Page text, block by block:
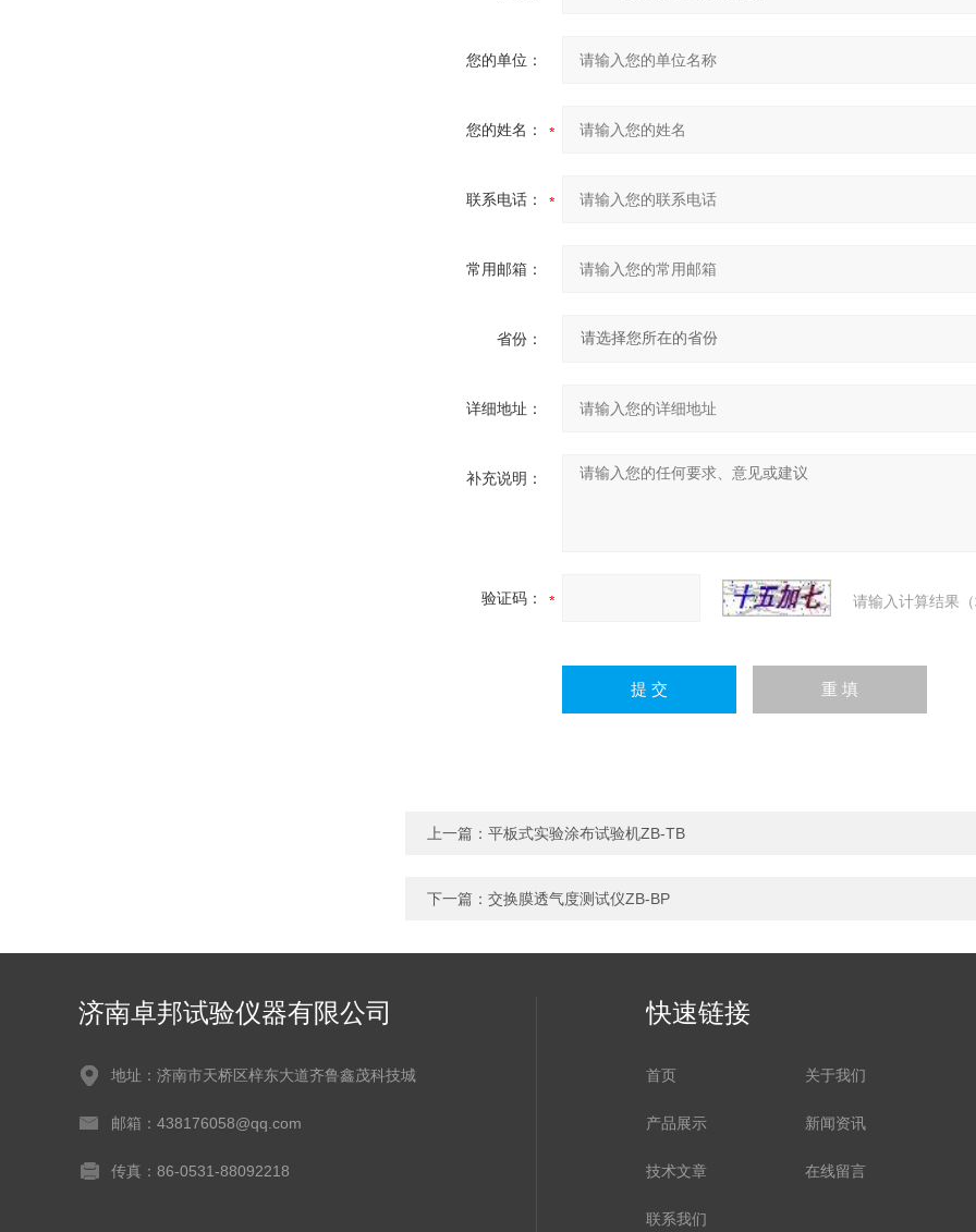
您的单位：
您的姓名：
联系电话：
常用邮箱：
省份：
详细地址：
补充说明：
验证码： 请输入计算结果
上一篇： 平板式实验涂布试验机ZB-TB
下一篇： 交换膜透气度测试仪ZB-BP
济南卓邦试验仪器有限公司
地址：济南市天桥区梓东大道齐鲁鑫茂科技城
邮箱：438176058@qq.com
传真：86-0531-88092218
快速链接
首页 关于我们
产品展示 新闻资讯
技术文章 在线留言
联系我们